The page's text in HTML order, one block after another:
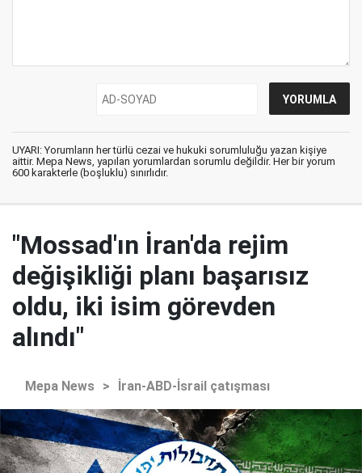
UYARI: Yorumların her türlü cezai ve hukuki sorumluluğu yazan kişiye
aittir. Mepa News, yapılan yorumlardan sorumlu değildir. Her bir yorum
600 karakterle (boşluklu) sınırlıdır.
"Mossad'ın İran'da rejim
değişikliği planı başarısız
oldu, iki isim görevden
alındı"
Mepa News > İran-ABD-İsrail çatışması